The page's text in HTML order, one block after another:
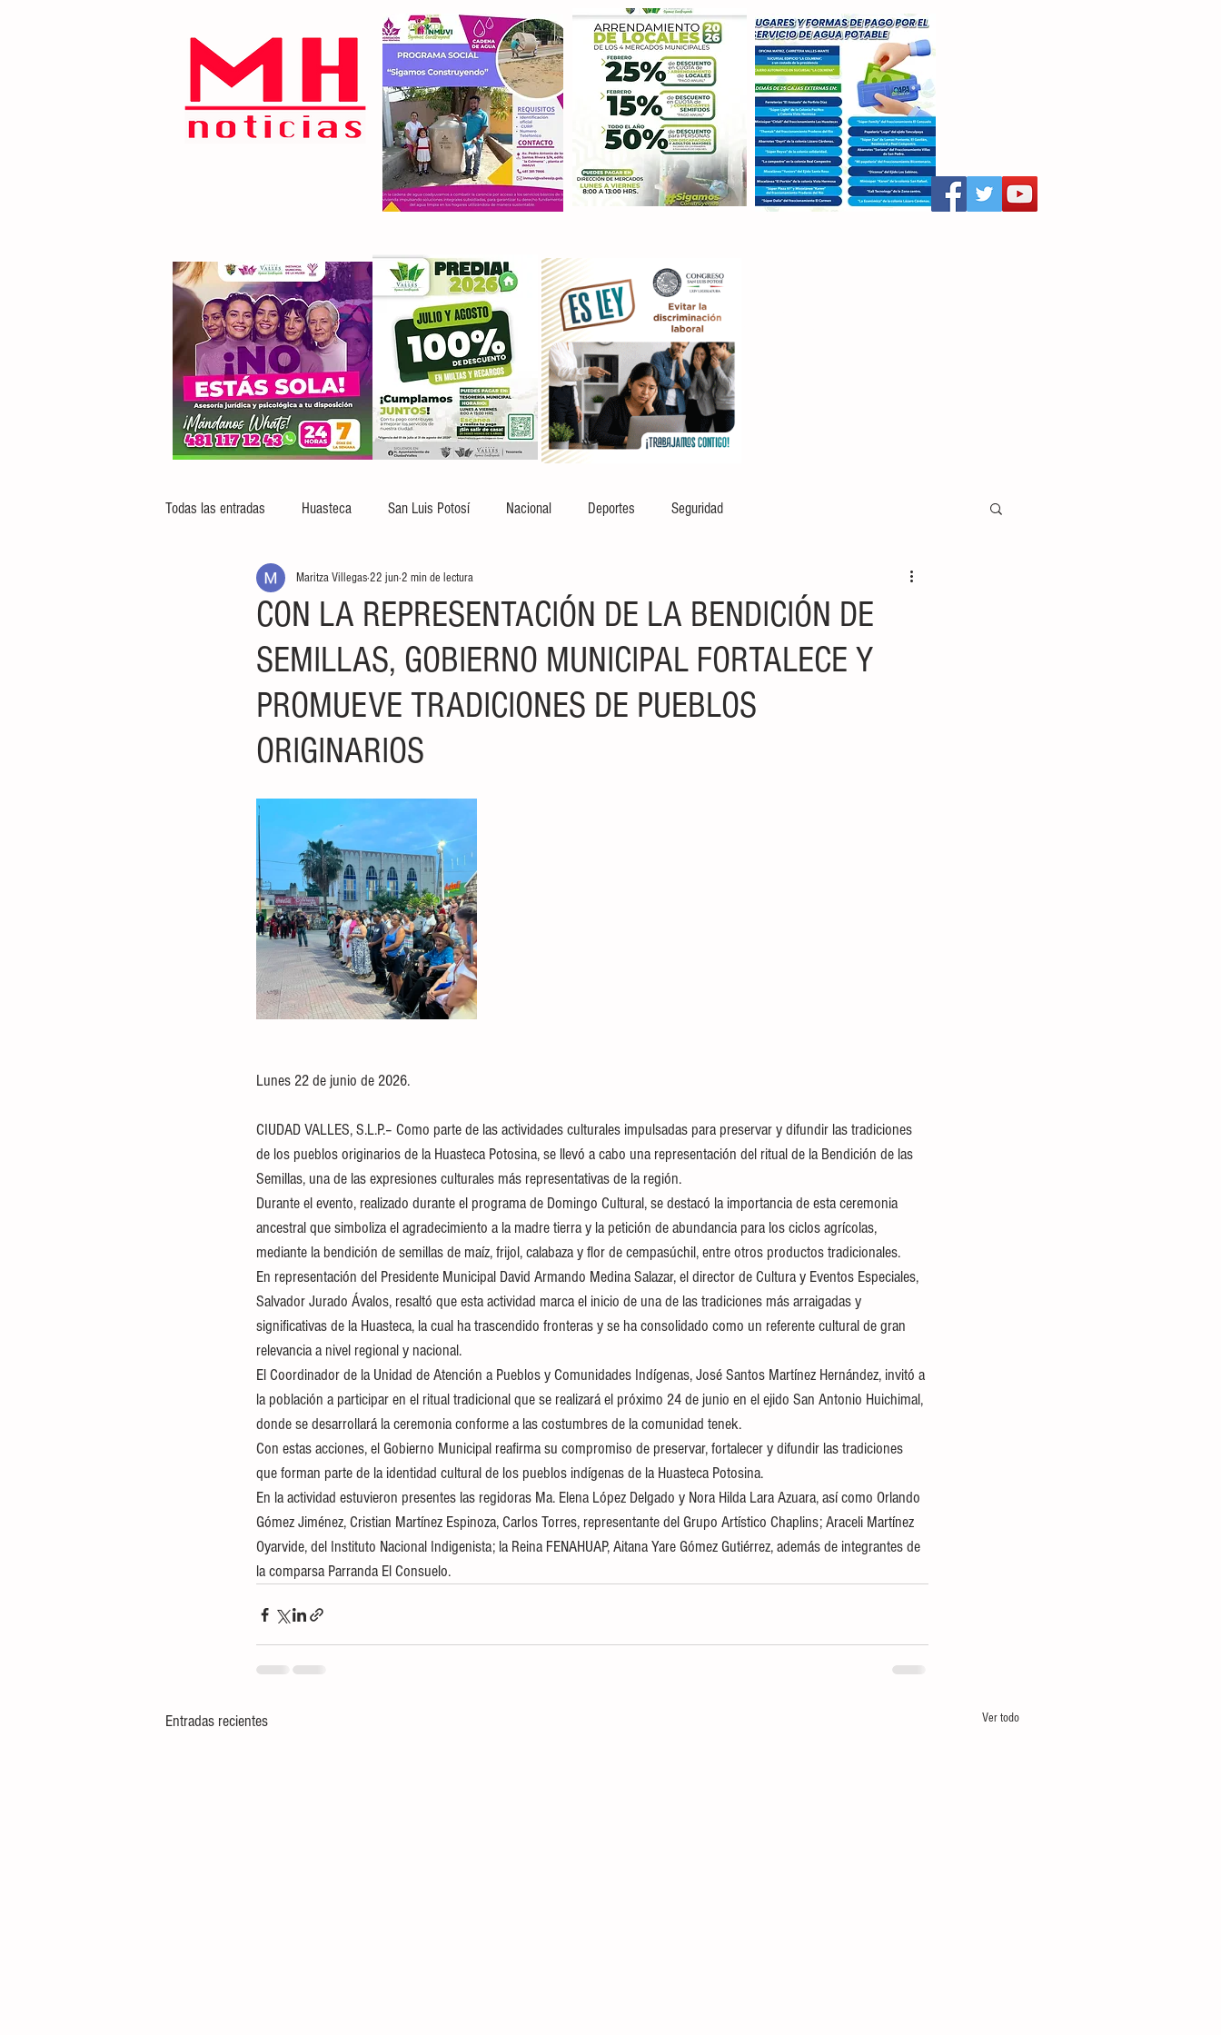
Todas las entradas Huasteca San Luis Potosí Nacional Deportes Seguridad
CON LA REPRESENTACIÓN DE LA BENDICIÓN DE
SEMILLAS, GOBIERNO MUNICIPAL FORTALECE Y
PROMUEVE TRADICIONES DE PUEBLOS
ORIGINARIOS
Maritza Villegas22 jun2 min de lectura
Lunes 22 de junio de 2026.
CIUDAD VALLES, S.L.P.– Como parte de las actividades culturales impulsadas para preservar y difundir las tradiciones
de los pueblos originarios de la Huasteca Potosina, se llevó a cabo una representación del ritual de la Bendición de las
Semillas, una de las expresiones culturales más representativas de la región.
Durante el evento, realizado durante el programa de Domingo Cultural, se destacó la importancia de esta ceremonia
ancestral que simboliza el agradecimiento a la madre tierra y la petición de abundancia para los ciclos agrícolas,
mediante la bendición de semillas de maíz, frijol, calabaza y flor de cempasúchil, entre otros productos tradicionales.
En representación del Presidente Municipal David Armando Medina Salazar, el director de Cultura y Eventos Especiales,
Salvador Jurado Ávalos, resaltó que esta actividad marca el inicio de una de las tradiciones más arraigadas y
significativas de la Huasteca, la cual ha trascendido fronteras y se ha consolidado como un referente cultural de gran
relevancia a nivel regional y nacional.
El Coordinador de la Unidad de Atención a Pueblos y Comunidades Indígenas, José Santos Martínez Hernández, invitó a
la población a participar en el ritual tradicional que se realizará el próximo 24 de junio en el ejido San Antonio Huichimal,
donde se desarrollará la ceremonia conforme a las costumbres de la comunidad tenek.
Con estas acciones, el Gobierno Municipal reafirma su compromiso de preservar, fortalecer y difundir las tradiciones
que forman parte de la identidad cultural de los pueblos indígenas de la Huasteca Potosina.
En la actividad estuvieron presentes las regidoras Ma. Elena López Delgado y Nora Hilda Lara Azuara, así como Orlando
Gómez Jiménez, Cristian Martínez Espinoza, Carlos Torres, representante del Grupo Artístico Chaplins; Araceli Martínez
Oyarvide, del Instituto Nacional Indigenista; la Reina FENAHUAP, Aitana Yare Gómez Gutiérrez, además de integrantes de
la comparsa Parranda El Consuelo.
Entradas recientes Ver todo